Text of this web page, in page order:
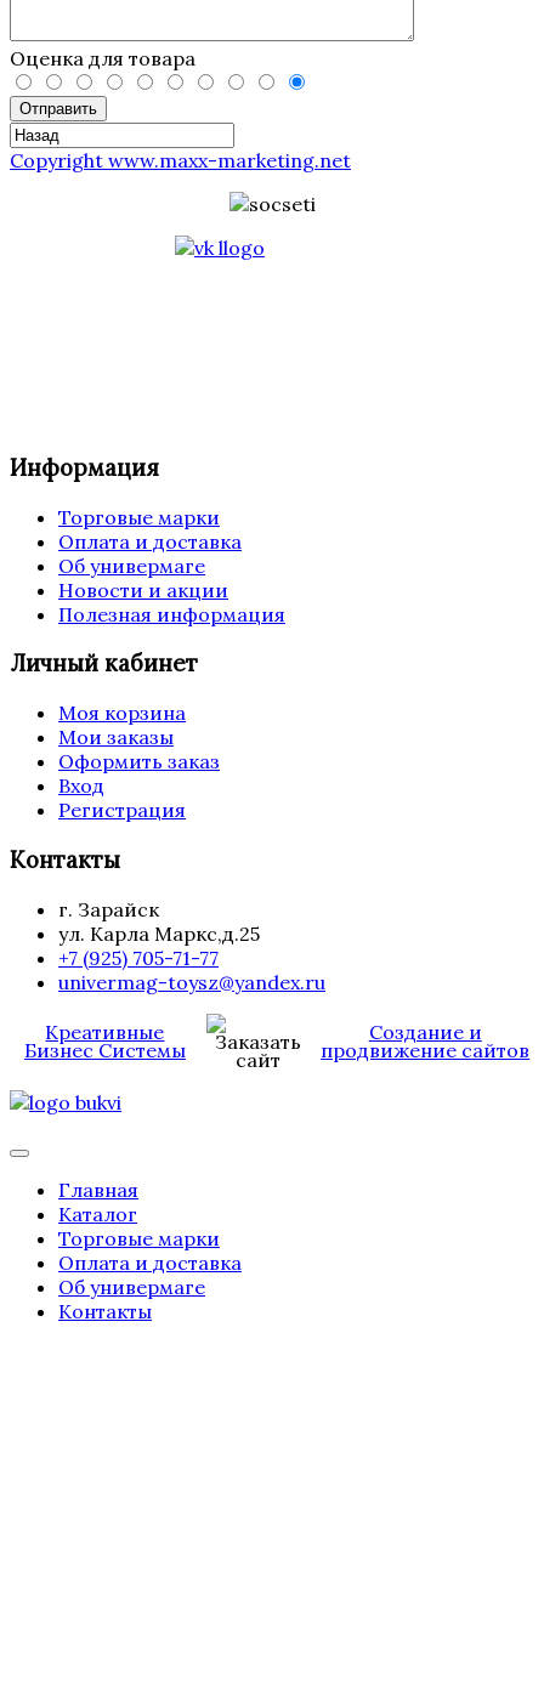
Оценка для товара
Отправить
Copyright www.maxx-marketing.net
Информация
Торговые марки
Оплата и доставка
Об универмаге
Новости и акции
Полезная информация
Личный кабинет
Моя корзина
Мои заказы
Оформить заказ
Вход
Регистрация
Контакты
г. Зарайск
ул. Карла Маркс,д.25
+7 (925) 705-71-77
univermag-toysz@yandex.ru
Креативные
Бизнес Системы
Создание и
продвижение сайтов
Главная
Каталог
Торговые марки
Оплата и доставка
Об универмаге
Контакты